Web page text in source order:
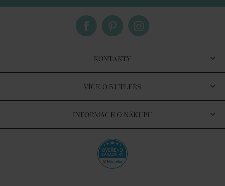
KONTAKTY
VÍCE O BUTLERS
INFORMACE O NÁKUPU